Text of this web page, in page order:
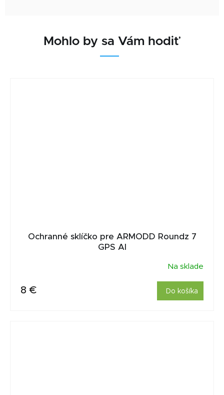
Mohlo by sa Vám hodiť
Ochranné sklíčko pre ARMODD Roundz 7
GPS AI
Na sklade
8 € Do košíka